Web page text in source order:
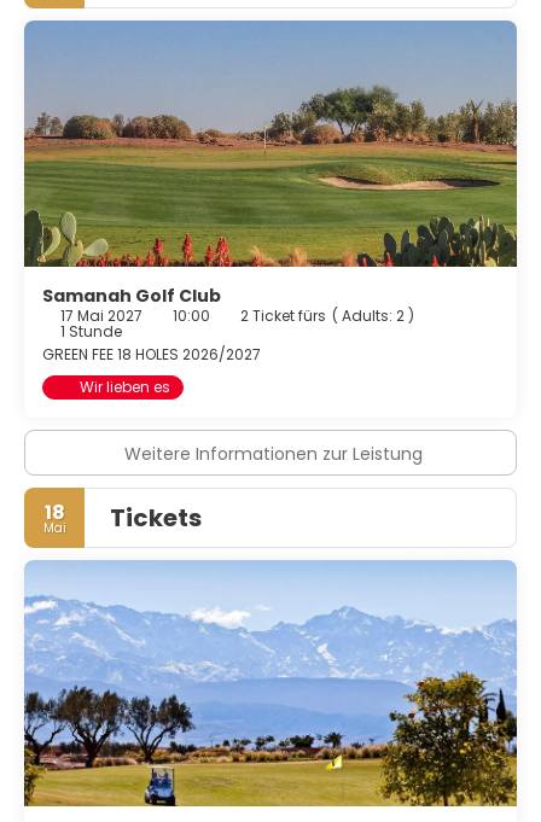
Samanah Golf Club
17 Mai 2027 10:00 2 Ticket fürs ( Adults: 2 )
1 Stunde
GREEN FEE 18 HOLES 2026/2027
Wir lieben es
Weitere Informationen zur Leistung
18
Mai Tickets